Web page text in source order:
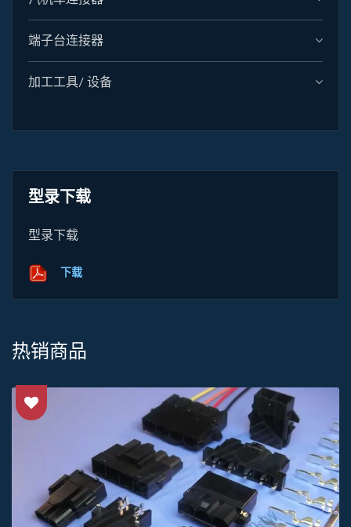
端子台连接器
加工工具/ 设备
型录下载
型录下载
下载
热销商品